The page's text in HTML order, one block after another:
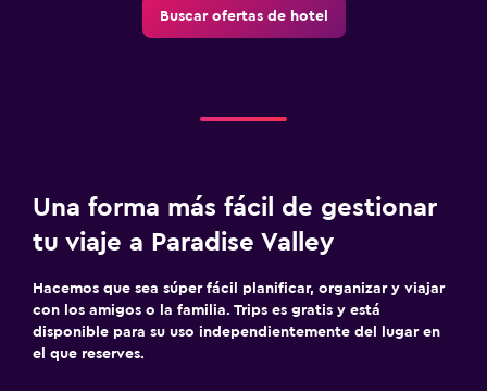
Desayuno en la habitación
Almohada de plumas
Enchufe cerca de la cama
Despertador
Buscar ofertas de hotel
Una forma más fácil de gestionar
tu viaje a Paradise Valley
Hacemos que sea súper fácil planificar, organizar y viajar
con los amigos o la familia. Trips es gratis y está
disponible para su uso independientemente del lugar en
el que reserves.